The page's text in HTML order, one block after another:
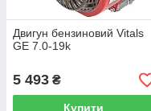
Двигун бензиновий Vitals
GE 7.0-19k
5 493 ₴
Купити